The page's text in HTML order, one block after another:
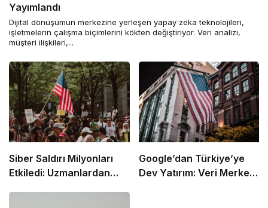
Yayımlandı
Dijital dönüşümün merkezine yerleşen yapay zeka teknolojileri,
işletmelerin çalışma biçimlerini kökten değiştiriyor. Veri analizi,
müşteri ilişkileri,...
Siber Saldırı Milyonları
Etkiledi: Uzmanlardan
Google’dan Türkiye’ye
Dev Yatırım: Veri Merkezi